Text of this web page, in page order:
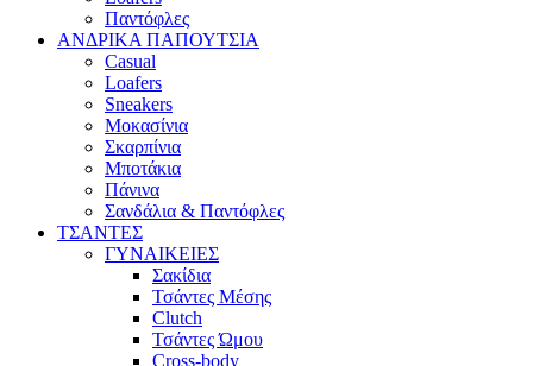
Παντόφλες
ΑΝΔΡΙΚΑ ΠΑΠΟΥΤΣΙΑ
Casual
Loafers
Sneakers
Μοκασίνια
Σκαρπίνια
Μποτάκια
Πάνινα
Σανδάλια & Παντόφλες
ΤΣΑΝΤΕΣ
ΓΥΝΑΙΚΕΙΕΣ
Σακίδια
Τσάντες Μέσης
Clutch
Τσάντες Ώμου
Cross-body